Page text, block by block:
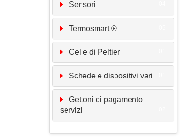
Sensori
Termosmart ®
Celle di Peltier
Schede e dispositivi vari
Gettoni di pagamento
servizi